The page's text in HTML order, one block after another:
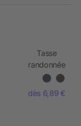
Tasse
randonnée
en acier
inoxydable
dès 6,89 €